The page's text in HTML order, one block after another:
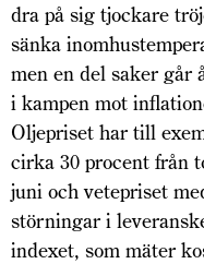
dra på sig tjockare
sänka
men en del saker går
i kampen mot
Oljepriset har till
cirka 30 procent från
juni och vetepriset
störningar i
indexet, som mäter